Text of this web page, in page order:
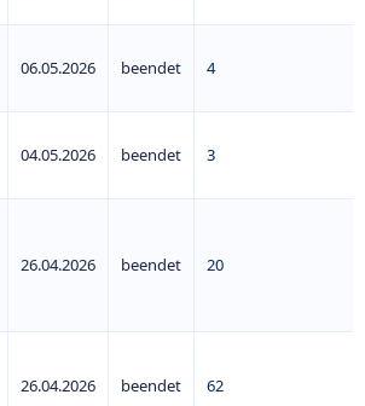
06.05.2026 beendet 4
04.05.2026 beendet 3
26.04.2026 beendet 20
26.04.2026 beendet 62